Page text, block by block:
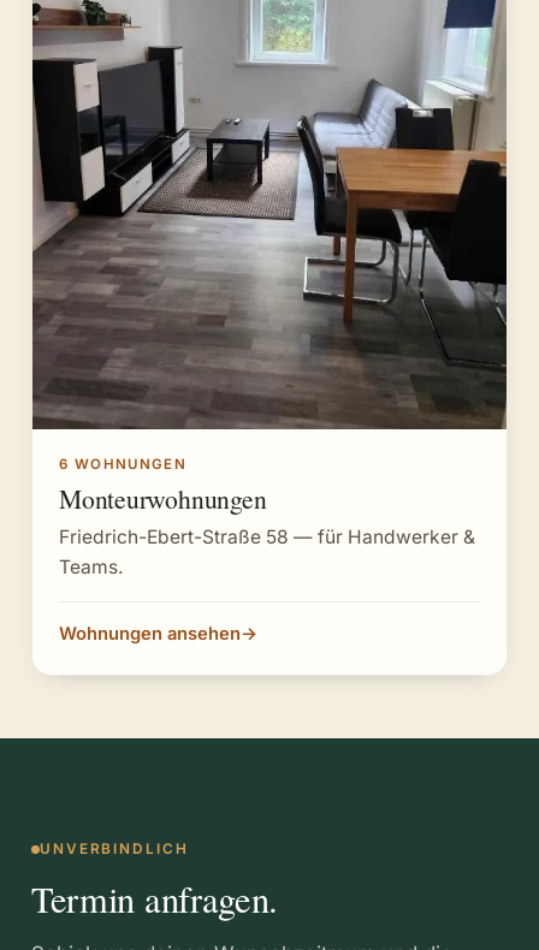
6 WOHNUNGEN
Monteurwohnungen
Friedrich-Ebert-Straße 58 — für Handwerker &
Teams.
Wohnungen ansehen→
UNVERBINDLICH
Termin anfragen.